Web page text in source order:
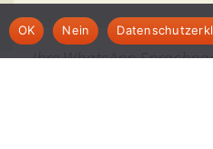
Ihre WhatsApp
OK Nein